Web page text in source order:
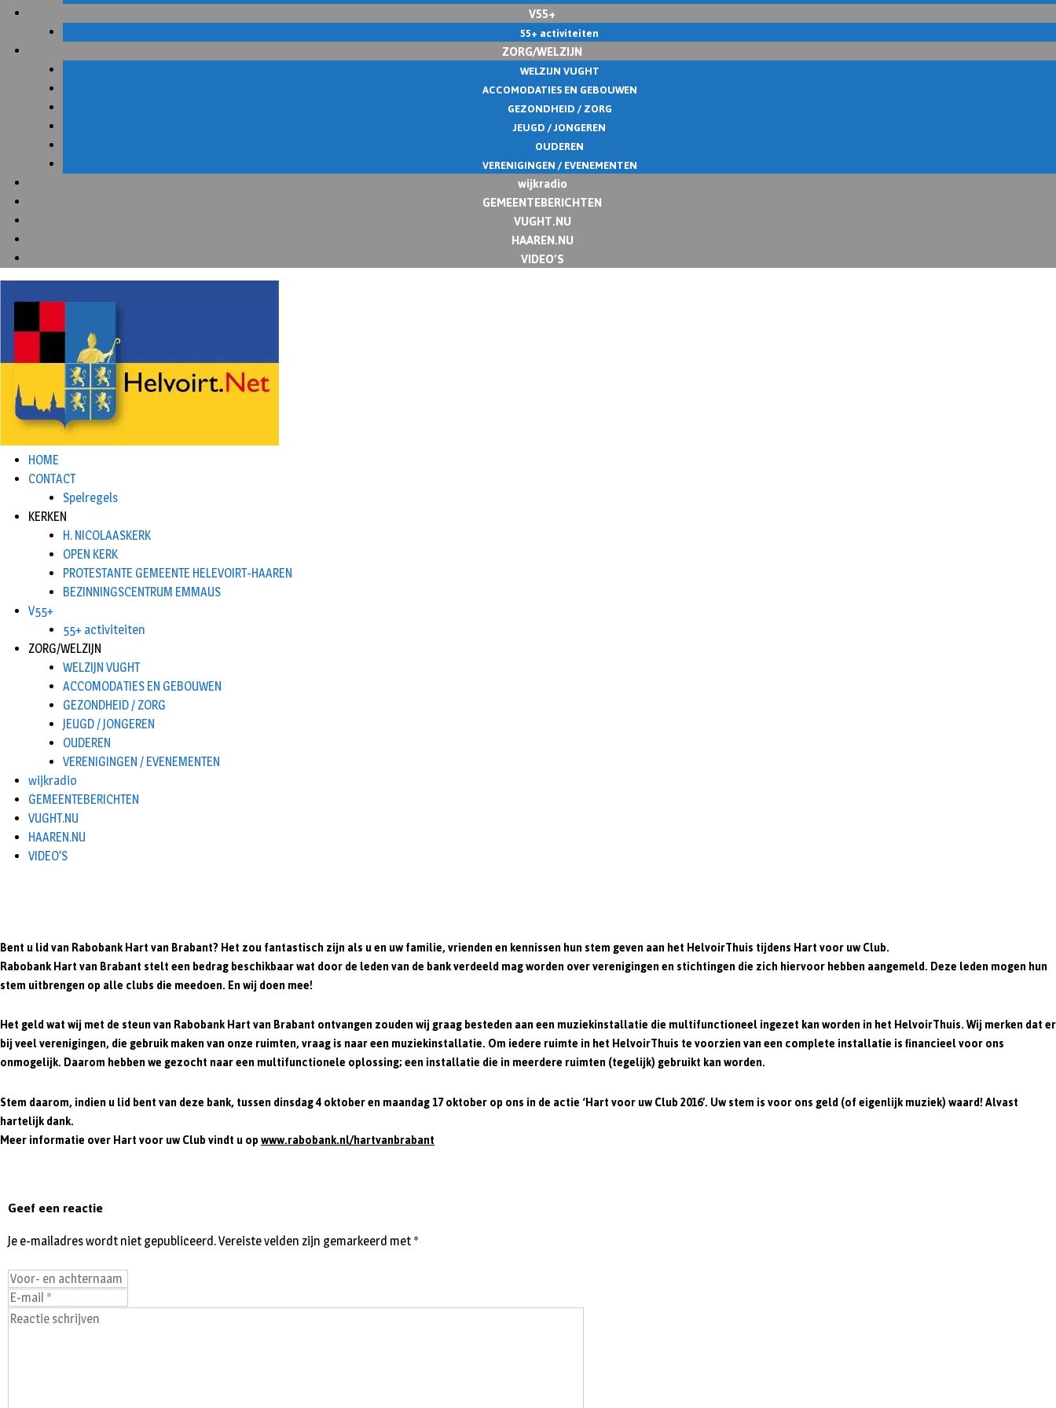
V55+
55+ activiteiten
ZORG/WELZIJN
WELZIJN VUGHT
ACCOMODATIES EN GEBOUWEN
GEZONDHEID / ZORG
JEUGD / JONGEREN
OUDEREN
VERENIGINGEN / EVENEMENTEN
wijkradio
GEMEENTEBERICHTEN
VUGHT.NU
HAAREN.NU
VIDEO’S
HOME
CONTACT
Spelregels
KERKEN
H. NICOLAASKERK
OPEN KERK
PROTESTANTE GEMEENTE HELEVOIRT-HAAREN
BEZINNINGSCENTRUM EMMAUS
V55+
55+ activiteiten
ZORG/WELZIJN
WELZIJN VUGHT
ACCOMODATIES EN GEBOUWEN
GEZONDHEID / ZORG
JEUGD / JONGEREN
OUDEREN
VERENIGINGEN / EVENEMENTEN
wijkradio
GEMEENTEBERICHTEN
VUGHT.NU
HAAREN.NU
VIDEO’S
Bent u lid van Rabobank Hart van Brabant? Het zou fantastisch zijn als u en uw familie, vrienden en kennissen hun stem geven aan hetHelvoirThuistijdens Hart voor uw Club.
Rabobank Hart van Brabant stelt een bedrag beschikbaar wat door de leden van de bank verdeeld mag worden over verenigingen en stichtingen die zich hiervoor hebben aangemeld. Deze leden mogen hun
stem uitbrengen op alle clubs die meedoen. En wij doen mee!
Het geld wat wij met de steun van Rabobank Hart van Brabant ontvangen zouden wij graag besteden aan een muziekinstallatie die multifunctioneel ingezet kan worden in het HelvoirThuis. Wij merken dat er
bij veel verenigingen, die gebruik maken van onze ruimten, vraag is naar een muziekinstallatie. Om iedere ruimte in het HelvoirThuis te voorzien van een complete installatie is financieel voor ons
onmogelijk. Daarom hebben we gezocht naar een multifunctionele oplossing; een installatie die in meerdere ruimten (tegelijk) gebruikt kan worden.
Stem daarom, indien u lid bent van deze bank, tussen dinsdag 4 oktober en maandag 17 oktober op ons in de actie ‘Hart voor uw Club 2016’. Uw stem is voor ons geld (of eigenlijk muziek) waard! Alvast
hartelijk dank.
Meer informatie over Hart voor uw Club vindt u opwww.rabobank.nl/hartvanbrabant
Geef een reactie
Je e-mailadres wordt niet gepubliceerd.Vereiste velden zijn gemarkeerd met *